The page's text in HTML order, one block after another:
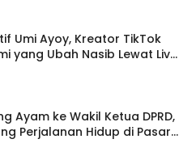
Umi Ayoy, Kreator TikTok
yang Ubah Nasib Lewat Live
Ayam ke Wakil Ketua DPRD,
Perjalanan Hidup di Pasar